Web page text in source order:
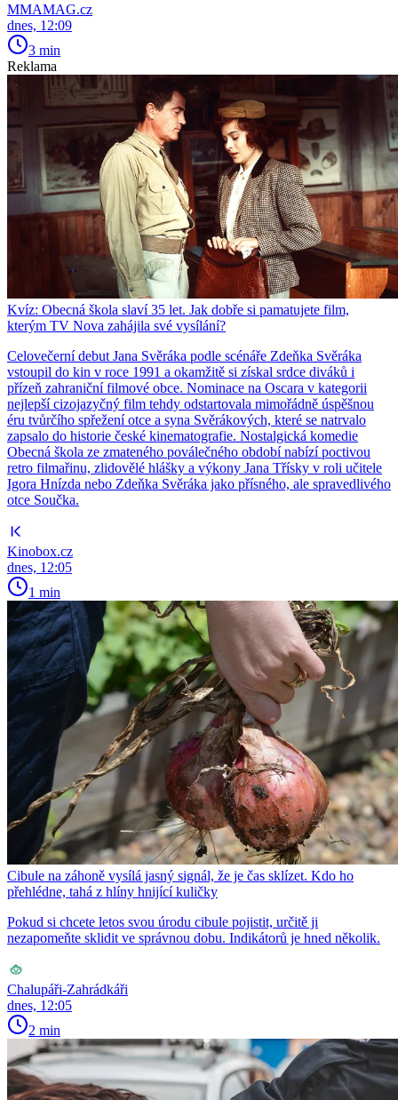
MMAMAG.cz
dnes, 12:09
3 min
Reklama
Kvíz: Obecná škola slaví 35 let. Jak dobře si pamatujete film,
kterým TV Nova zahájila své vysílání?
Celovečerní debut Jana Svěráka podle scénáře Zdeňka Svěráka
vstoupil do kin v roce 1991 a okamžitě si získal srdce diváků i
přízeň zahraniční filmové obce. Nominace na Oscara v kategorii
nejlepší cizojazyčný film tehdy odstartovala mimořádně úspěšnou
éru tvůrčího spřežení otce a syna Svěrákových, které se natrvalo
zapsalo do historie české kinematografie. Nostalgická komedie
Obecná škola ze zmateného poválečného období nabízí poctivou
retro filmařinu, zlidovělé hlášky a výkony Jana Třísky v roli učitele
Igora Hnízda nebo Zdeňka Svěráka jako přísného, ale spravedlivého
otce Součka.
Kinobox.cz
dnes, 12:05
1 min
Cibule na záhoně vysílá jasný signál, že je čas sklízet. Kdo ho
přehlédne, tahá z hlíny hnijící kuličky
Pokud si chcete letos svou úrodu cibule pojistit, určitě ji
nezapomeňte sklidit ve správnou dobu. Indikátorů je hned několik.
Chalupáři-Zahrádkáři
dnes, 12:05
2 min